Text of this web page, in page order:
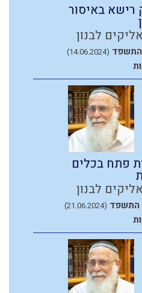
רישא באיסור
לבנון
התשפד (14.06.2024)
פתח בכלים
לבנון
התשפד (21.06.2024)